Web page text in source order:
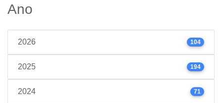
Ano
2026 104
2025 194
2024 71